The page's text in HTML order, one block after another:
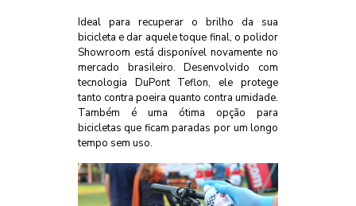
Ideal para recuperar o brilho da sua
bicicleta e dar aquele toque final, o polidor
Showroom está disponível novamente no
mercado brasileiro. Desenvolvido com
tecnologia DuPont Teflon, ele protege
tanto contra poeira quanto contra umidade.
Também é uma ótima opção para
bicicletas que ficam paradas por um longo
tempo sem uso.